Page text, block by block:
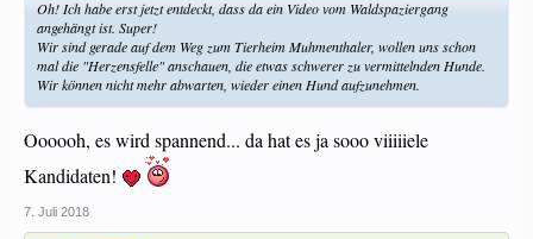
Oh! Ich habe erst jetzt entdeckt, dass da ein Video vom Waldspaziergang
angehängt ist. Super!
Wir sind gerade auf dem Weg zum Tierheim Muhmenthaler, wollen uns schon
mal die "Herzensfelle" anschauen, die etwas schwerer zu vermittelnden Hunde.
Wir können nicht mehr abwarten, wieder einen Hund aufzunehmen.
Oooooh, es wird spannend... da hat es ja sooo viiiiiele
Kandidaten!
7. Juli 2018